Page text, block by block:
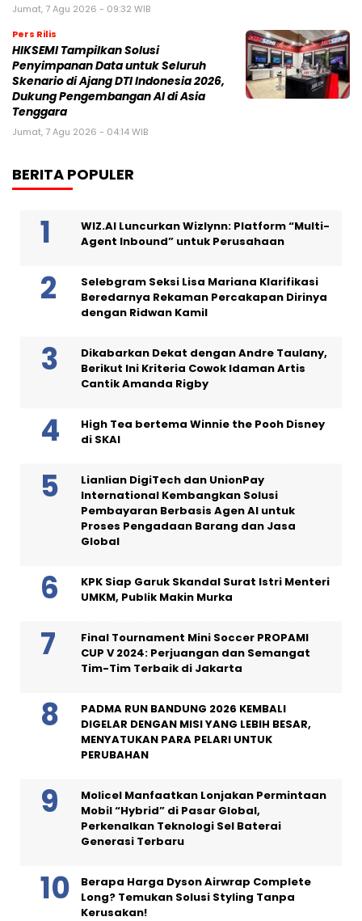
Jumat, 7 Agu 2026 - 09:32 WIB
Pers Rilis
HIKSEMI Tampilkan Solusi
Penyimpanan Data untuk Seluruh
Skenario di Ajang DTI Indonesia 2026,
Dukung Pengembangan AI di Asia
Tenggara
Jumat, 7 Agu 2026 - 04:14 WIB
BERITA POPULER
WIZ.AI Luncurkan Wizlynn: Platform “Multi-
Agent Inbound” untuk Perusahaan
Selebgram Seksi Lisa Mariana Klarifikasi
Beredarnya Rekaman Percakapan Dirinya
dengan Ridwan Kamil
Dikabarkan Dekat dengan Andre Taulany,
Berikut Ini Kriteria Cowok Idaman Artis
Cantik Amanda Rigby
High Tea bertema Winnie the Pooh Disney
di SKAI
Lianlian DigiTech dan UnionPay
International Kembangkan Solusi
Pembayaran Berbasis Agen AI untuk
Proses Pengadaan Barang dan Jasa
Global
KPK Siap Garuk Skandal Surat Istri Menteri
UMKM, Publik Makin Murka
Final Tournament Mini Soccer PROPAMI
CUP V 2024: Perjuangan dan Semangat
Tim-Tim Terbaik di Jakarta
PADMA RUN BANDUNG 2026 KEMBALI
DIGELAR DENGAN MISI YANG LEBIH BESAR,
MENYATUKAN PARA PELARI UNTUK
PERUBAHAN
Molicel Manfaatkan Lonjakan Permintaan
Mobil “Hybrid” di Pasar Global,
Perkenalkan Teknologi Sel Baterai
Generasi Terbaru
Berapa Harga Dyson Airwrap Complete
Long? Temukan Solusi Styling Tanpa
Kerusakan!